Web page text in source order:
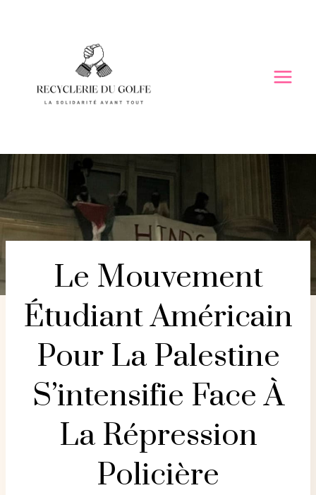
Le Mouvement
Étudiant Américain
Pour La Palestine
S’intensifie Face À
La Répression
Policière